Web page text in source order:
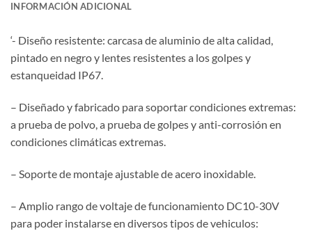
INFORMACIÓN ADICIONAL
‘- Diseño resistente: carcasa de aluminio de alta calidad,
pintado en negro y lentes resistentes a los golpes y
estanqueidad IP67.
– Diseñado y fabricado para soportar condiciones extremas:
a prueba de polvo, a prueba de golpes y anti-corrosión en
condiciones climáticas extremas.
– Soporte de montaje ajustable de acero inoxidable.
– Amplio rango de voltaje de funcionamiento DC10-30V
para poder instalarse en diversos tipos de vehiculos: